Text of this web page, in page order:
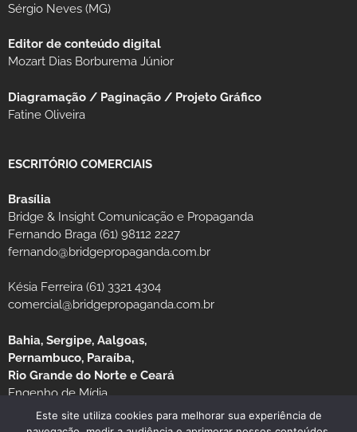
Sérgio Neves (MG)
Editor de conteúdo digital
Mozart Dias Borburema Júnior
Diagramação / Paginação / Projeto Gráfico
Fatine Oliveira
ESCRITÓRIO COMERCIAIS
Brasília
Bridge & Insight Comunicação e Propaganda
Fernando Braga (61) 98112 2227
fernando@bridgepropaganda.com.br
Késia Ferreira (61) 3321 4304
comercial@bridgepropaganda.com.br
Bahia, Sergipe, Aalgoas,
Pernambuco, Paraíba,
Rio Grande do Norte e Ceará
Engenho de Mídia
Luciano Moura (81) 99939-0235 / (81) 3126-8181
Este site utiliza cookies para melhorar sua experiência de